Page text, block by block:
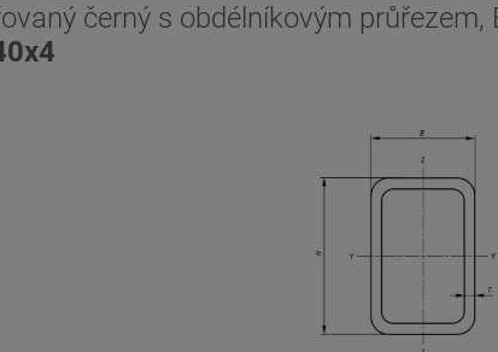
černý s obdélníkovým průřezem,